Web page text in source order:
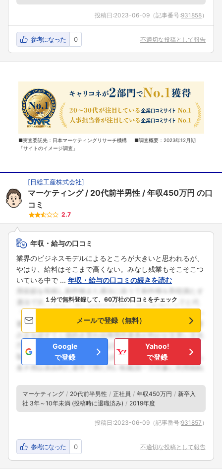
投稿日:2023-06-09 （記事番号:931858）
参考になった 0 不適切な投稿として報告
■実査委託先：日本マーケティングリサーチ機構 ■調査概要：2023年12月期
「サイトのイメージ調査」
[日総工産株式会社]
マーケティング 20代前半男性 年収450万円 の口
コミ
2.7
年収・給与の口コミ
業界のビジネスモデルによるところが大きいと思われるが、
やはり、給料はそこまで高くない。みなし残業もそこそこつ
いている中で ... 年収・給与の口コミの続きを読む
１分で無料登録して、60万社の口コミをチェック
メールで登録（無料）
Google
で登録
Yahoo!
で登録
マーケティング 20代前半男性 正社員 年収450万円
新卒入
社 3年～10年未満 (投稿時に退職済み)
2019年度
投稿日:2023-06-09 （記事番号:931857 ）
参考になった 0 不適切な投稿として報告